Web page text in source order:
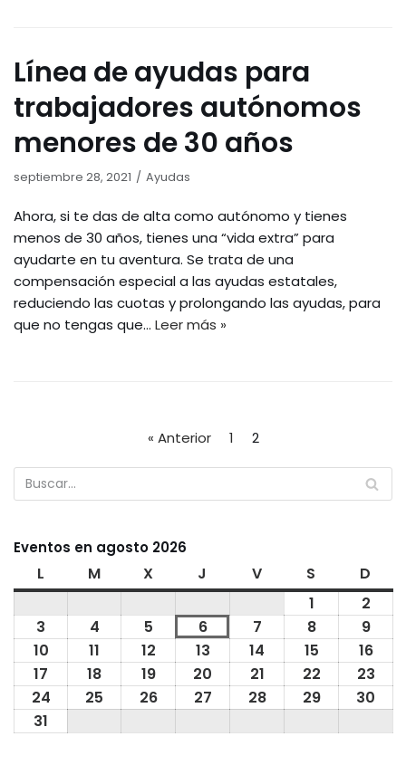
Línea de ayudas para
trabajadores autónomos
menores de 30 años
septiembre 28, 2021 Ayudas
Ahora, si te das de alta como autónomo y tienes
menos de 30 años, tienes una “vida extra” para
ayudarte en tu aventura. Se trata de una
compensación especial a las ayudas estatales,
reduciendo las cuotas y prolongando las ayudas, para
que no tengas que… Leer más »
« Anterior 1 2
Eventos en agosto 2026
L M X J V S
D
1
2
3
4 5 6 7 8
9
10
11 12 13 14 15
16
17
18 19 20 21 22
23
24
25 26 27 28 29
30
31